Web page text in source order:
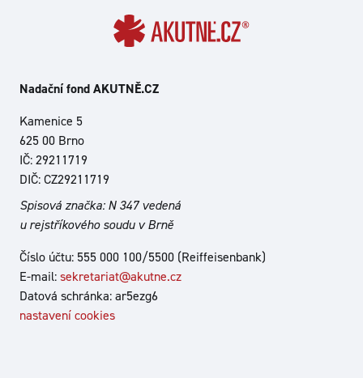
Nadační fond AKUTNĚ.CZ
Kamenice 5
625 00 Brno
IČ: 29211719
DIČ: CZ29211719
Spisová značka: N 347 vedená
u rejstříkového soudu v Brně
Číslo účtu: 555 000 100/5500 (Reiffeisenbank)
E-mail:sekretariat@akutne.cz
Datová schránka: ar5ezg6
nastavení cookies